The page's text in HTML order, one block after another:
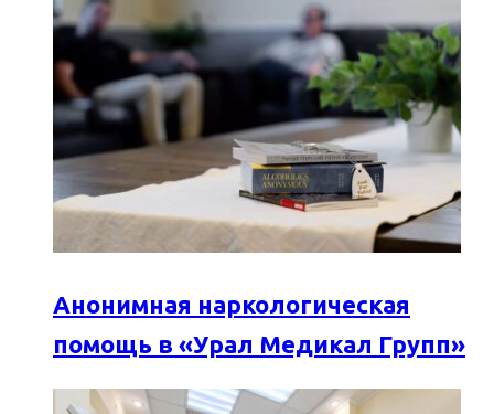
Анонимная наркологическая
помощь в «Урал Медикал Групп»